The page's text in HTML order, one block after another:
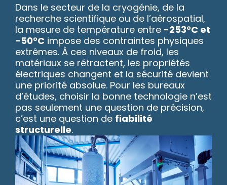
Dans le secteur de la cryogénie, de la
recherche scientifique ou de l’aérospatial,
la mesure de température entre -253°C et
-50°C impose des contraintes physiques
extrêmes. À ces niveaux de froid, les
matériaux se rétractent, les propriétés
électriques changent et la sécurité devient
une priorité absolue. Pour les bureaux
d’études, choisir la bonne technologie n’est
pas seulement une question de précision,
c’est une question de fiabilité
structurelle.